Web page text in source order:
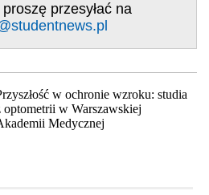
przesyłać na
w ochronie wzroku: studia
optometrii w Warszawskiej
Medycznej